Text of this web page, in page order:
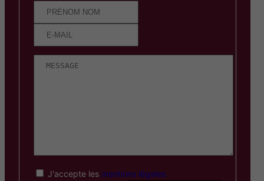
J'accepte les mentions légales